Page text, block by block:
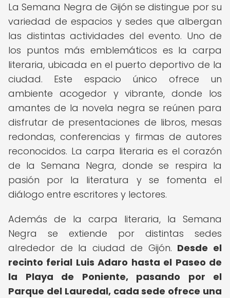
La Semana Negra de Gijón se distingue por su
variedad de espacios y sedes que albergan
las distintas actividades del evento. Uno de
los puntos más emblemáticos es la carpa
literaria, ubicada en el puerto deportivo de la
ciudad. Este espacio único ofrece un
ambiente acogedor y vibrante, donde los
amantes de la novela negra se reúnen para
disfrutar de presentaciones de libros, mesas
redondas, conferencias y firmas de autores
reconocidos. La carpa literaria es el corazón
de la Semana Negra, donde se respira la
pasión por la literatura y se fomenta el
diálogo entre escritores y lectores.
Además de la carpa literaria, la Semana
Negra se extiende por distintas sedes
alrededor de la ciudad de Gijón. Desde el
recinto ferial Luis Adaro hasta el Paseo de
la Playa de Poniente, pasando por el
Parque del Lauredal, cada sede ofrece una